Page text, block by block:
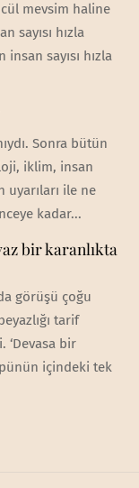
mevsim haline
sayısı hızla
sayısı hızla
Sonra bütün
iklim, insan
ile ne
kadar...
bir karanlıkta
görüşü çoğu
tarif
‘Devasa bir
içindeki tek